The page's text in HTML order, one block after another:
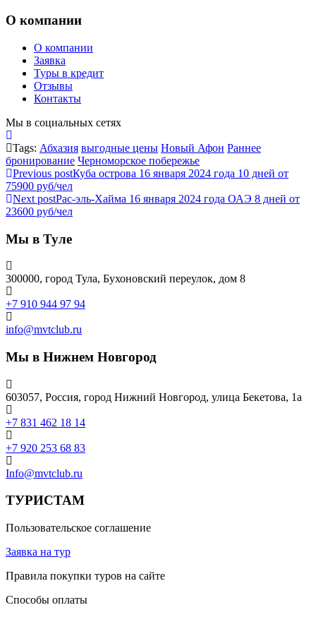
О компании
О компании
Заявка
Туры в кредит
Отзывы
Контакты
Мы в социальных сетях
Tags: Абхазия выгодные цены Новый Афон Раннее
бронирование Черноморское побережье
Previous postКуба острова 16 января 2024 года 10 дней от
75900 руб/чел
Next postРас-эль-Хайма 16 января 2024 года ОАЭ 8 дней от
23600 руб/чел
Мы в Туле
300000, город Тула, Бухоновский переулок, дом 8
+7 910 944 97 94
info@mvtclub.ru
Мы в Нижнем Новгород
603057, Россия, город Нижний Новгород, улица Бекетова, 1а
+7 831 462 18 14
+7 920 253 68 83
Info@mvtclub.ru
ТУРИСТАМ
Пользовательское соглашение
Заявка на тур
Правила покупки туров на сайте
Способы оплаты